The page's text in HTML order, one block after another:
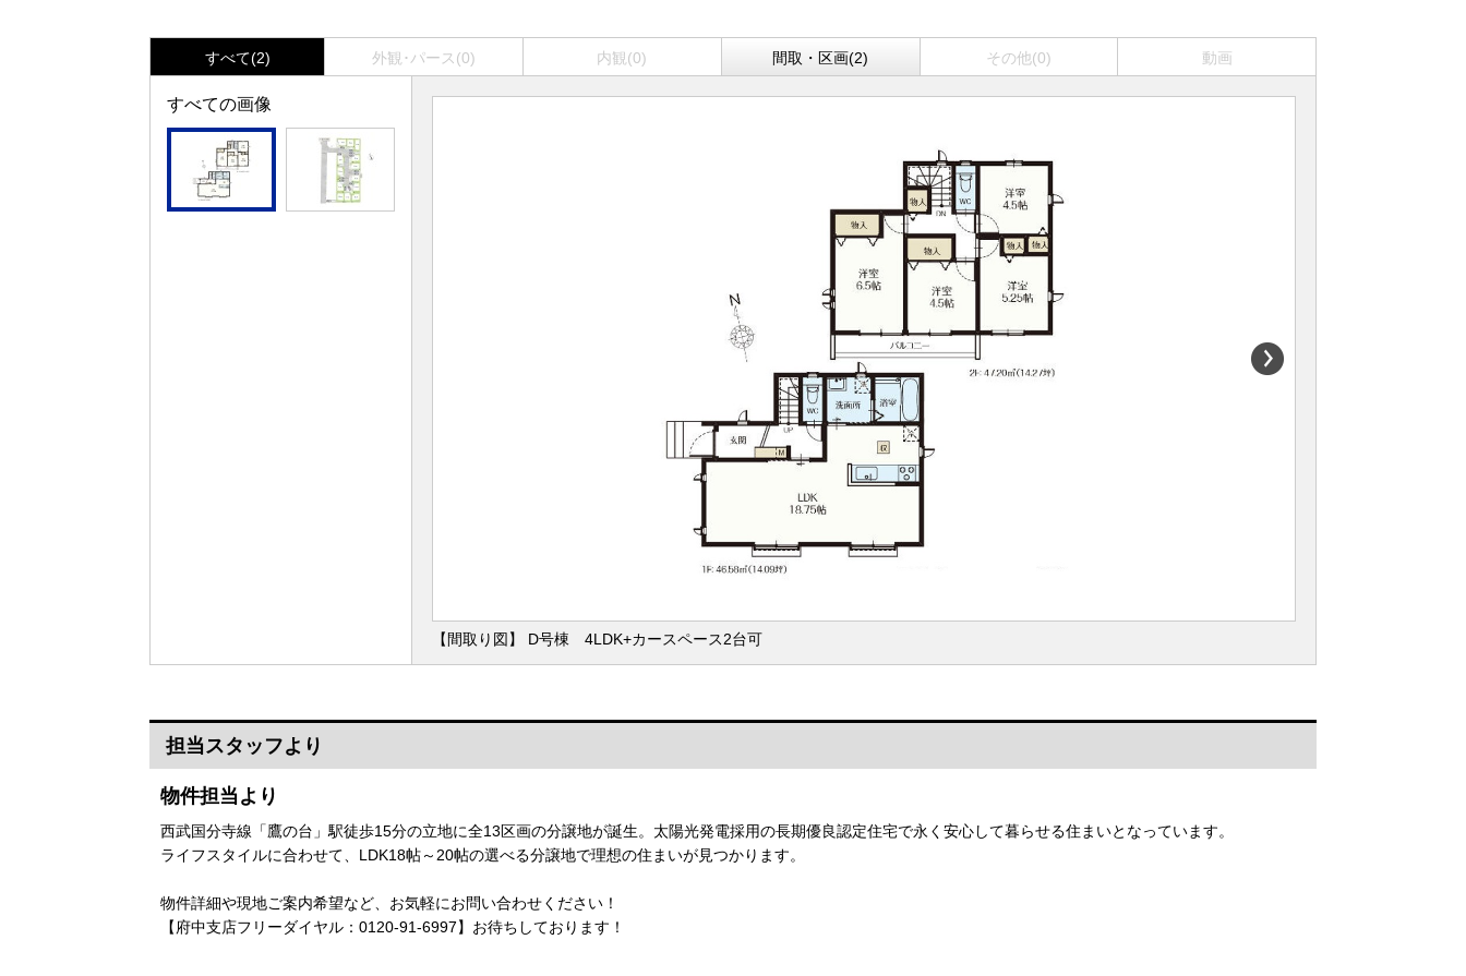
すべて(2) 外観･パース(0) 内観(0) 間取・区画(2) その他(0) 動画
すべての画像
【間取り図】 D号棟 4LDK+カースペース2台可
担当スタッフより
物件担当より
西武国分寺線「鷹の台」駅徒歩15分の立地に全13区画の分譲地が誕生。太陽光発電採用の長期優良認定住宅で永く安心して暮らせる住まいとなっています。
ライフスタイルに合わせて、LDK18帖～20帖の選べる分譲地で理想の住まいが見つかります。
物件詳細や現地ご案内希望など、お気軽にお問い合わせください！
【府中支店フリーダイヤル：0120-91-6997】お待ちしております！